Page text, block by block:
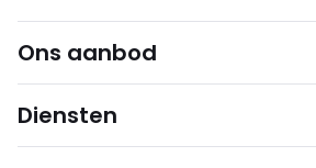
Ons aanbod
Diensten